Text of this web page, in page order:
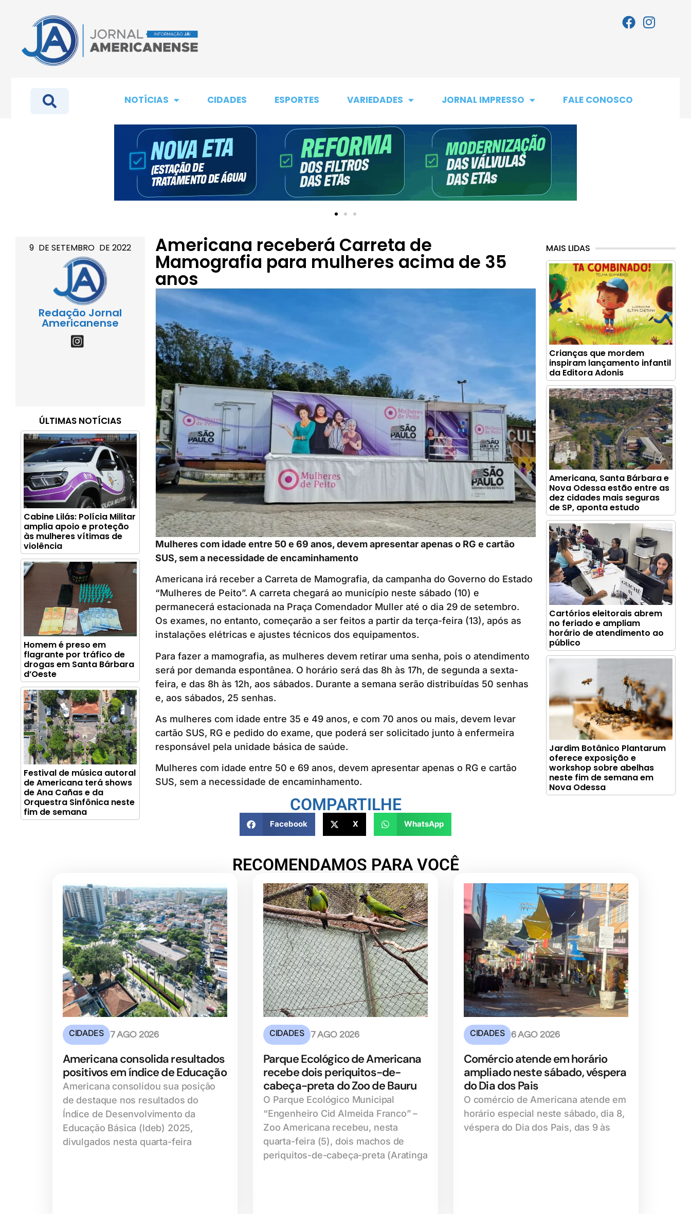
NOTÍCIAS CIDADES ESPORTES VARIEDADES JORNAL IMPRESSO FALE CONOSCO
9 DE SETEMBRO DE 2022
Redação Jornal
Americanense
ÚLTIMAS NOTÍCIAS
Cabine Lilás: Polícia Militar
amplia apoio e proteção
às mulheres vítimas de
violência
Homem é preso em
flagrante por tráfico de
drogas em Santa Bárbara
d’Oeste
Festival de música autoral
de Americana terá shows
de Ana Cañas e da
Orquestra Sinfônica neste
fim de semana
Americana receberá Carreta de
Mamografia para mulheres acima de 35
anos
Mulheres com idade entre 50 e 69 anos, devem apresentar apenas o RG e cartão
SUS, sem a necessidade de encaminhamento
Americana irá receber a Carreta de Mamografia, da campanha do Governo do Estado
“Mulheres de Peito”. A carreta chegará ao município neste sábado (10) e
permanecerá estacionada na Praça Comendador Muller até o dia 29 de setembro.
Os exames, no entanto, começarão a ser feitos a partir da terça-feira (13), após as
instalações elétricas e ajustes técnicos dos equipamentos.
Para fazer a mamografia, as mulheres devem retirar uma senha, pois o atendimento
será por demanda espontânea. O horário será das 8h às 17h, de segunda a sexta-
feira, e das 8h às 12h, aos sábados. Durante a semana serão distribuídas 50 senhas
e, aos sábados, 25 senhas.
As mulheres com idade entre 35 e 49 anos, e com 70 anos ou mais, devem levar
cartão SUS, RG e pedido do exame, que poderá ser solicitado junto à enfermeira
responsável pela unidade básica de saúde.
Mulheres com idade entre 50 e 69 anos, devem apresentar apenas o RG e cartão
SUS, sem a necessidade de encaminhamento.
COMPARTILHE
Facebook X WhatsApp
MAIS LIDAS
Crianças que mordem
inspiram lançamento infantil
da Editora Adonis
Americana, Santa Bárbara e
Nova Odessa estão entre as
dez cidades mais seguras
de SP, aponta estudo
Cartórios eleitorais abrem
no feriado e ampliam
horário de atendimento ao
público
Jardim Botânico Plantarum
oferece exposição e
workshop sobre abelhas
neste fim de semana em
Nova Odessa
RECOMENDAMOS PARA VOCÊ
CIDADES 7 AGO 2026
Americana consolida resultados
positivos em índice de Educação
Americana consolidou sua posição
de destaque nos resultados do
Índice de Desenvolvimento da
Educação Básica (ldeb) 2025,
divulgados nesta quarta-feira
CIDADES 7 AGO 2026
Parque Ecológico de Americana
recebe dois periquitos-de-
cabeça-preta do Zoo de Bauru
O Parque Ecológico Municipal
“Engenheiro Cid Almeida Franco” –
Zoo Americana recebeu, nesta
quarta-feira (5), dois machos de
periquitos-de-cabeça-preta (Aratinga
CIDADES 6 AGO 2026
Comércio atende em horário
ampliado neste sábado, véspera
do Dia dos Pais
O comércio de Americana atende em
horário especial neste sábado, dia 8,
véspera do Dia dos Pais, das 9 às